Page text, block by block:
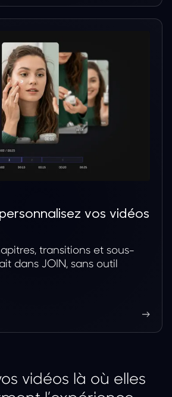
vos vidéos
transitions et sous-
dans JOIN, sans outil
vidéos là où elles